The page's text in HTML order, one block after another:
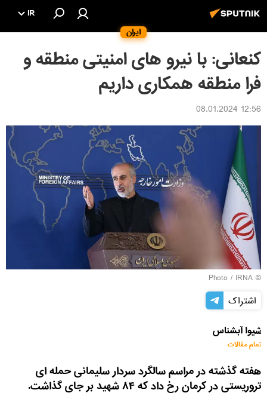
ایران
IR
کنعانی: با نیرو های امنیتی منطقه و
فرا منطقه همکاری داریم
12:56 08.01.2024
© Photo /
IRNA
اشتراک
شیوا آبشناس
تمام مقالات
هفته گذشته در مراسم سالگرد سردار سلیمانی حمله ای
تروریستی در کرمان رخ داد که ۸۴ شهید بر جای گذاشت.